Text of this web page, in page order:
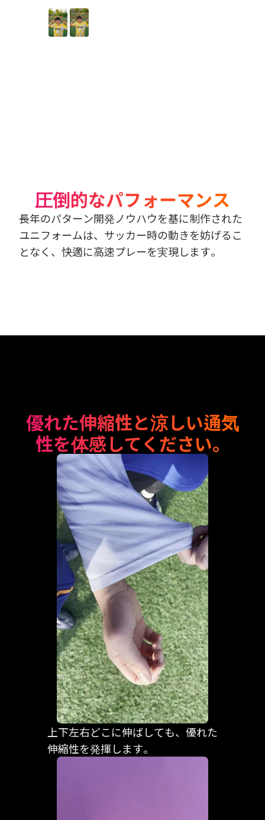
圧倒的なパフォーマンス
長年のパターン開発ノウハウを基に制作された
ユニフォームは、サッカー時の動きを妨げるこ
となく、快適に高速プレーを実現します。
優れた伸縮性と涼しい通気
性を体感してください。
上下左右どこに伸ばしても、優れた
伸縮性を発揮します。